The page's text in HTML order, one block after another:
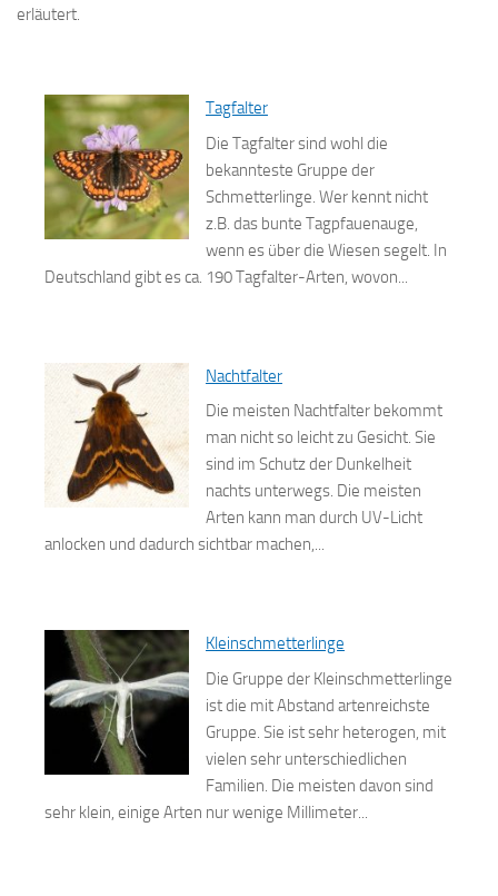
erläutert.
Tagfalter
Die Tagfalter sind wohl die
bekannteste Gruppe der
Schmetterlinge. Wer kennt nicht
z.B. das bunte Tagpfauenauge,
wenn es über die Wiesen segelt. In
Deutschland gibt es ca. 190 Tagfalter-Arten, wovon...
Nachtfalter
Die meisten Nachtfalter bekommt
man nicht so leicht zu Gesicht. Sie
sind im Schutz der Dunkelheit
nachts unterwegs. Die meisten
Arten kann man durch UV-Licht
anlocken und dadurch sichtbar machen,...
Kleinschmetterlinge
Die Gruppe der Kleinschmetterlinge
ist die mit Abstand artenreichste
Gruppe. Sie ist sehr heterogen, mit
vielen sehr unterschiedlichen
Familien. Die meisten davon sind
sehr klein, einige Arten nur wenige Millimeter...